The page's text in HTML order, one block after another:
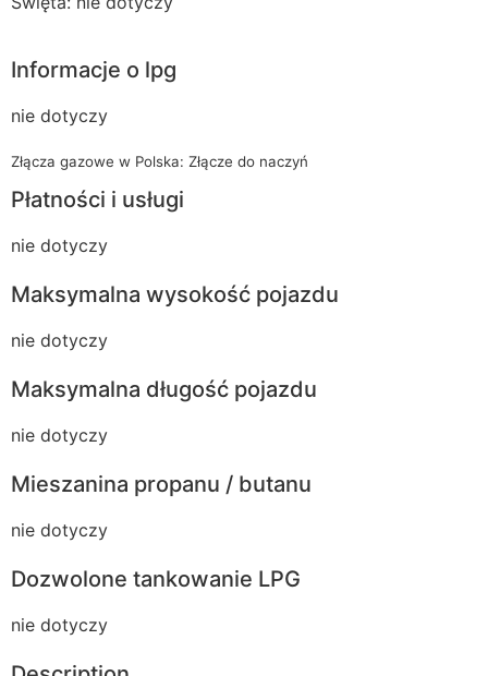
Informacje o lpg
nie dotyczy
Złącza gazowe w Polska: Złącze do naczyń
Płatności i usługi
nie dotyczy
Maksymalna wysokość pojazdu
nie dotyczy
Maksymalna długość pojazdu
nie dotyczy
Mieszanina propanu / butanu
nie dotyczy
Dozwolone tankowanie LPG
nie dotyczy